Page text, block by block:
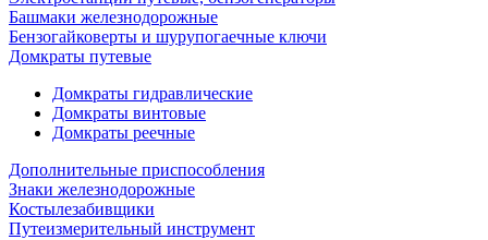
Башмаки железнодорожные
Бензогайковерты и шурупогаечные ключи
Домкраты путевые
Домкраты гидравлические
Домкраты винтовые
Домкраты реечные
Дополнительные приспособления
Знаки железнодорожные
Костылезабивщики
Путеизмерительный инструмент